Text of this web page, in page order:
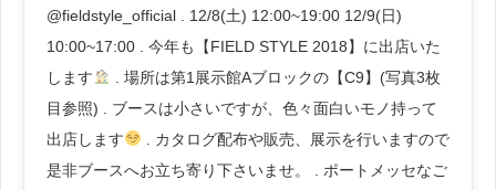
@fieldstyle_official . 12/8(土) 12:00~19:00 12/9(日)
10:00~17:00 . 今年も【FIELD STYLE 2018】に出店いた
します
. 場所は第1展示館Aブロックの【C9】(写真3枚
目参照) . ブースは小さいですが、色々面白いモノ持って
出店します
. カタログ配布や販売、展示を行いますので
是非ブースへお立ち寄り下さいませ。 . ポートメッセなご